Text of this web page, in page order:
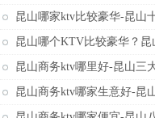
昆山哪家ktv比较豪华-昆山
昆山哪个KTV比较豪华？
昆山商务ktv哪里好-昆山三
昆山商务ktv哪家生意好-昆